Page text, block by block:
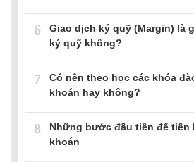
6
Giao dịch ký quỹ (Margin) là
ký quỹ không?
7
Có nên theo học các khóa
khoán hay không?
8
Những bước đầu tiên để tiến
khoán